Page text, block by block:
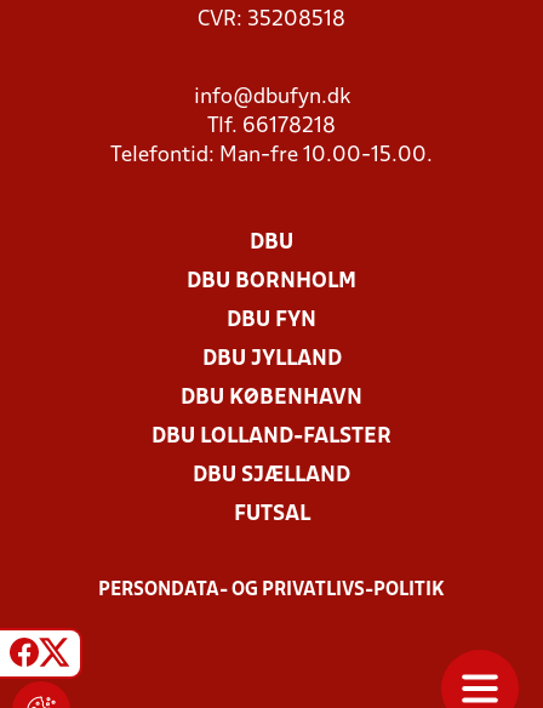
CVR: 35208518
info@dbufyn.dk
Tlf. 66178218
Telefontid: Man-fre 10.00-15.00.
DBU
DBU BORNHOLM
DBU FYN
DBU JYLLAND
DBU KØBENHAVN
DBU LOLLAND-FALSTER
DBU SJÆLLAND
FUTSAL
PERSONDATA- OG PRIVATLIVS-POLITIK